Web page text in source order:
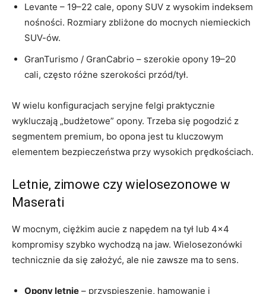
Levante – 19–22 cale, opony SUV z wysokim indeksem
nośności. Rozmiary zbliżone do mocnych niemieckich
SUV-ów.
GranTurismo / GranCabrio – szerokie opony 19–20
cali, często różne szerokości przód/tył.
W wielu konfiguracjach seryjne felgi praktycznie
wykluczają „budżetowe” opony. Trzeba się pogodzić z
segmentem premium, bo opona jest tu kluczowym
elementem bezpieczeństwa przy wysokich prędkościach.
Letnie, zimowe czy wielosezonowe w
Maserati
W mocnym, ciężkim aucie z napędem na tył lub 4×4
kompromisy szybko wychodzą na jaw. Wielosezonówki
technicznie da się założyć, ale nie zawsze ma to sens.
Opony letnie – przyspieszenie, hamowanie i